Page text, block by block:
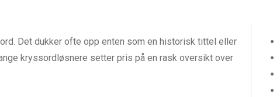
Det dukker ofte opp enten som en historisk tittel eller
kryssordløsnere setter pris på en rask oversikt over